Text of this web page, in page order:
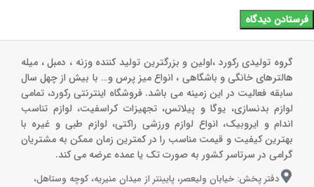
گروه تولیدی رکورد ،اولین و بزرگترین تولید کننده وزنه ، دمبل ، میله
هالترهای خانگی و باشگاهی ، انواع میز پرس و‌… با بیش از چهل سال
سابقه فعالیت در این زمینه می باشد. فروشگاه اینترنتی رکورد، تمامی
لوازم بدنسازی، یوگا و پیلاتس، تجهیزات کراسفیت، لوازم تناسب
اندام و ایروبیک، انواع لوازم ورزشی راکتی، لوازم طبی و غیره با
بهترین کیفیت و قیمت مناسب را در کمترین زمان ممکن به مشتریان
گرامی در سرتاسر کشور به صورت تک یا عمده عرضه می کند.
دفتر پخش: خیابان ولیعصر، پایینتر از میدان منیریه، کوچه وستاهل،